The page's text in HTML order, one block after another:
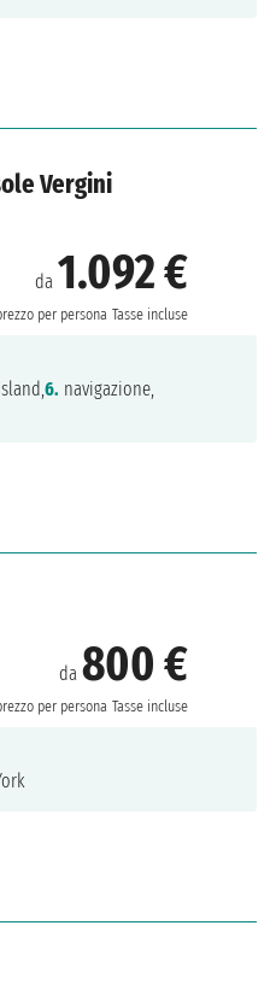
Vergini
da 1.092 €
per persona Tasse incluse
6. navigazione,
da800 €
per persona Tasse incluse